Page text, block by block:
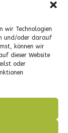
wir Technologien
und/oder darauf
können wir
dieser Website
oder